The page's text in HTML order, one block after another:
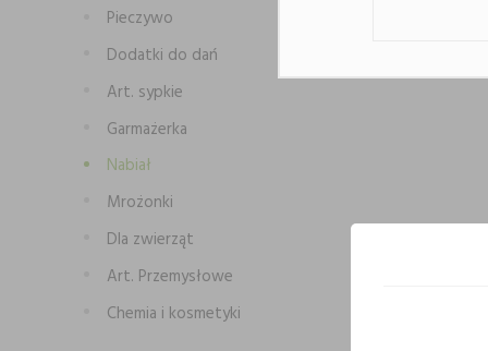
Pieczywo
Dodatki do dań
Art. sypkie
Garmażerka
Nabiał
Mrożonki
Dla zwierząt
Art. Przemysłowe
Chemia i kosmetyki